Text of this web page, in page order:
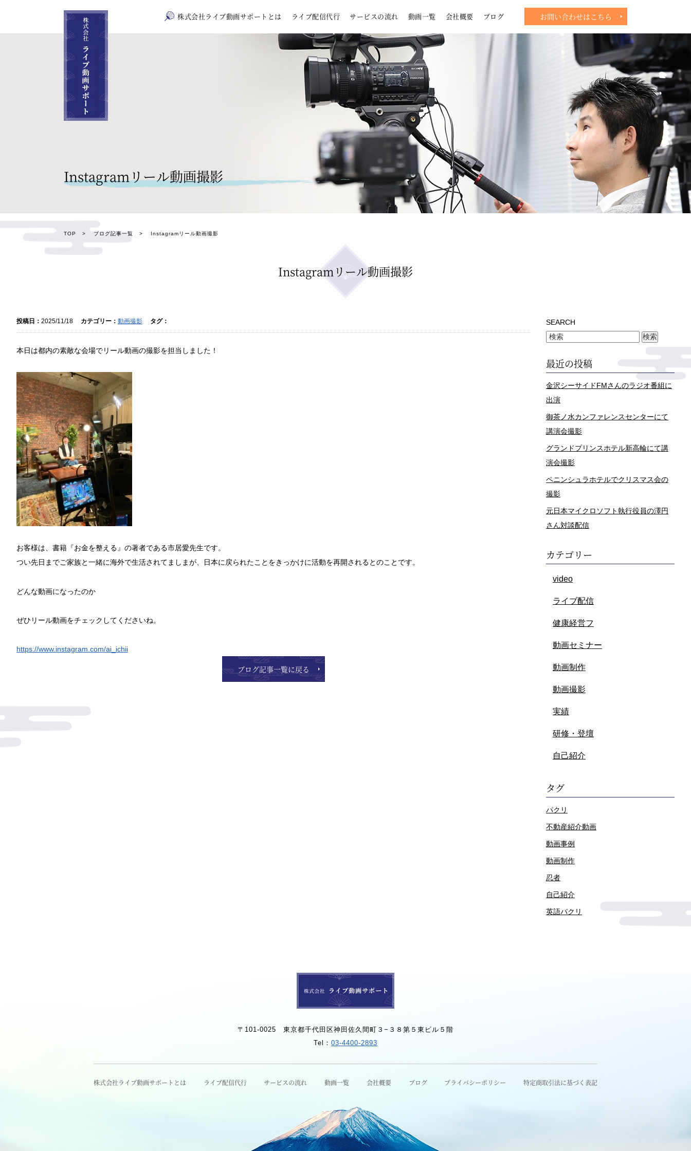
株式会社ライブ動画サポートとは ライブ配信代行 サービスの流れ 動画一覧 会社概要 ブログ お問い合わせはこちら
Instagramリール動画撮影
TOP > ブログ記事一覧 > Instagramリール動画撮影
Instagramリール動画撮影
投稿日： 2025/11/18 カテゴリー： 動画撮影 タグ：
本日は都内の素敵な会場でリール動画の撮影を担当しました！
お客様は、書籍『お金を整える』の著者である市居愛先生です。
つい先日までご家族と一緒に海外で生活されてましまが、日本に戻られたことをきっかけに活動を再開されるとのことです。
どんな動画になったのか
ぜひリール動画をチェックしてくださいね。
https://www.instagram.com/ai_ichii
ブログ記事一覧に戻る
SEARCH
最近の投稿
金沢シーサイドFMさんのラジオ番組に
出演
御茶ノ水カンファレンスセンターにて
講演会撮影
グランドプリンスホテル新高輪にて講
演会撮影
ペニンシュラホテルでクリスマス会の
撮影
元日本マイクロソフト執行役員の澤円
さん対談配信
カテゴリー
video
ライブ配信
健康経営フ
動画セミナー
動画制作
動画撮影
実績
研修・登壇
自己紹介
タグ
パクリ
不動産紹介動画
動画事例
動画制作
忍者
自己紹介
英語パクリ
〒101-0025 東京都千代田区神田佐久間町３−３８第５東ビル５階
Tel： 03-4400-2893
株式会社ライブ動画サポートとは ライブ配信代行 サービスの流れ 動画一覧 会社概要 ブログ プライバシーポリシー 特定商取引法に基づく表記